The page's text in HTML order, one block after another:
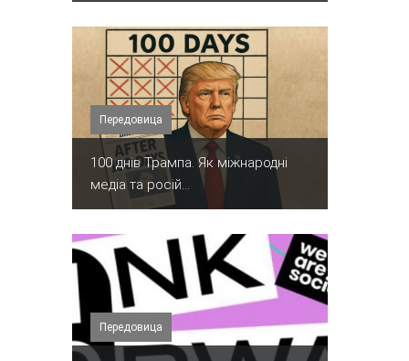
Передовица
100 днів Трампа. Як міжнародні
медіа та росій...
Передовица